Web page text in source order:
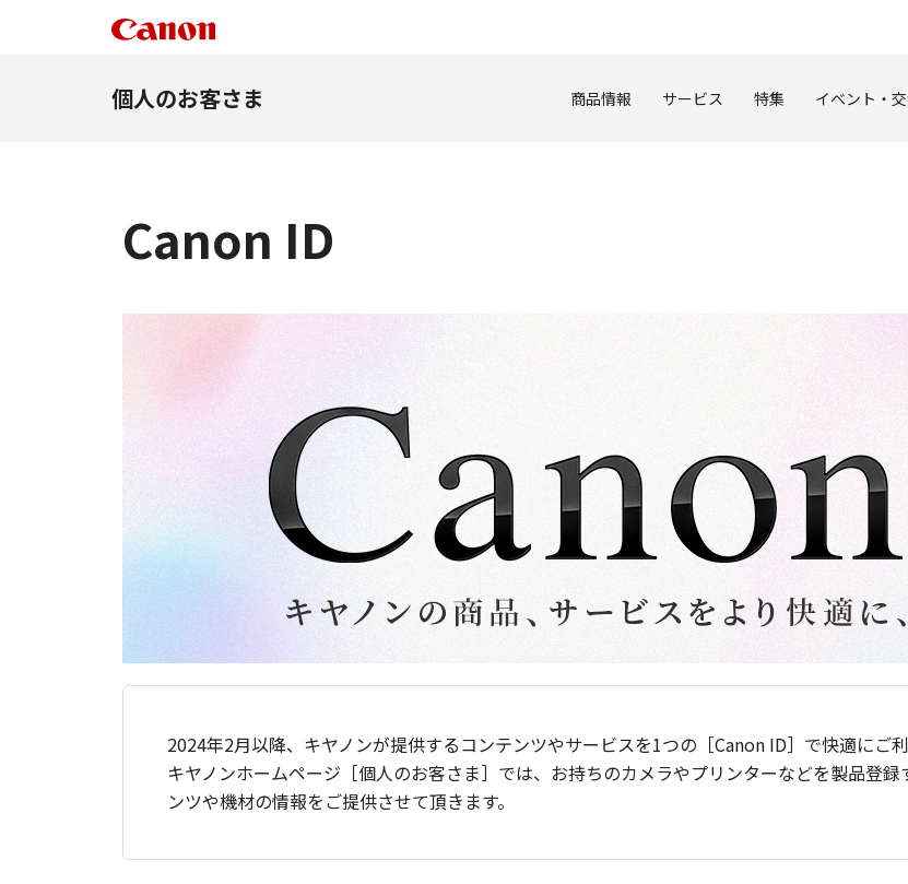
個人のお客さま 商品情報 サービス 特集 イベント・
Canon ID
2024年2月以降、キヤノンが提供するコンテンツやサービスを1つの［Canon ID］で快適にご
キヤノンホームページ［個人のお客さま］では、お持ちのカメラやプリンターなどを製品登
ンツや機材の情報をご提供させて頂きます。